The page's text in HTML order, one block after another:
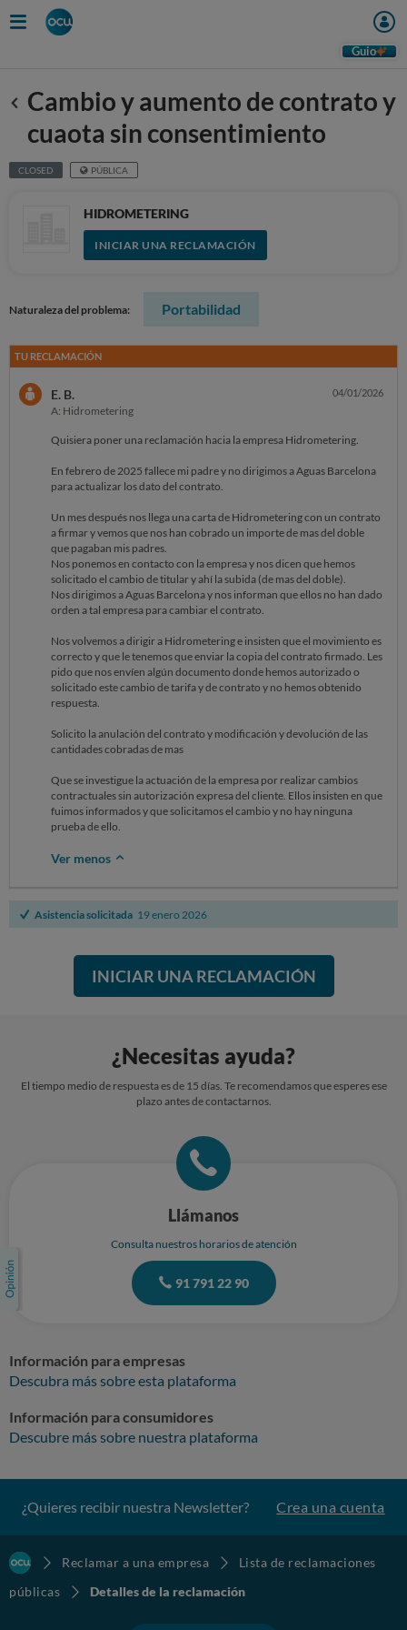
Guio
Anterior
Cambio y aumento de contrato y
cuaota sin consentimiento
CLOSED PÚBLICA
HIDROMETERING
INICIAR UNA RECLAMACIÓN
Naturaleza del problema: Portabilidad
TU RECLAMACIÓN
E. B.
A: Hidrometering
04/01/2026
Quisiera poner una reclamación hacia la empresa Hidrometering.
En febrero de 2025 fallece mi padre y no dirigimos a Aguas Barcelona
para actualizar los dato del contrato.
Un mes después nos llega una carta de Hidrometering con un contrato
a firmar y vemos que nos han cobrado un importe de mas del doble
que pagaban mis padres.
Nos ponemos en contacto con la empresa y nos dicen que hemos
solicitado el cambio de titular y ahí la subida (de mas del doble).
Nos dirigimos a Aguas Barcelona y nos informan que ellos no han dado
orden a tal empresa para cambiar el contrato.
Nos volvemos a dirigir a Hidrometering e insisten que el movimiento es
correcto y que le tenemos que enviar la copia del contrato firmado. Les
pido que nos envíen algún documento donde hemos autorizado o
solicitado este cambio de tarifa y de contrato y no hemos obtenido
respuesta.
Solicito la anulación del contrato y modificación y devolución de las
cantidades cobradas de mas
Que se investigue la actuación de la empresa por realizar cambios
contractuales sin autorización expresa del cliente. Ellos insisten en que
fuimos informados y que solicitamos el cambio y no hay ninguna
prueba de ello.
Ver menos
Asistencia solicitada 19 enero 2026
INICIAR UNA RECLAMACIÓN
¿Necesitas ayuda?
El tiempo medio de respuesta es de 15 días. Te recomendamos que esperes ese
plazo antes de contactarnos.
Llámanos
Consulta nuestros horarios de atención
91 791 22 90
Información para empresas
Descubra más sobre esta plataforma
Información para consumidores
Descubre más sobre nuestra plataforma
¿Quieres recibir nuestra Newsletter? Crea una cuenta
Reclamar a una empresa
Lista de reclamaciones
públicas
Detalles de la reclamación